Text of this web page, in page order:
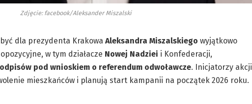
Zdjęcie: facebook/Aleksander Miszalski
dla prezydenta Krakowa Aleksandra Miszalskiego wyjątkowo
w tym działacze Nowej Nadziei i Konfederacji,
pod wnioskiem o referendum odwoławcze. Inicjatorzy akcji
mieszkańców i planują start kampanii na początek 2026 roku.